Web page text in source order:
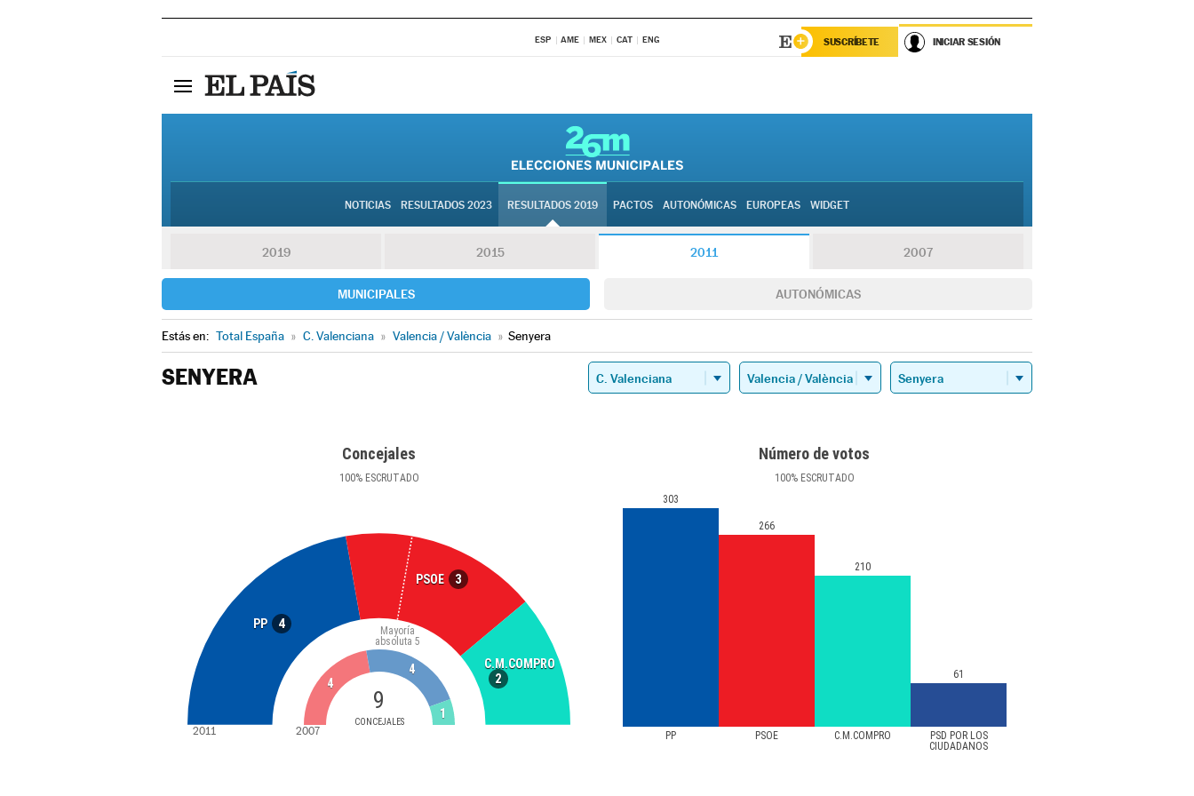
ESP AME MEX CAT ENG SUSCRÍBETE INICIAR SESIÓN
NOTICIAS RESULTADOS 2023 RESULTADOS 2019 PACTOS AUTONÓMICAS EUROPEAS WIDGET
2019 2015 2011 2007
MUNICIPALES AUTONÓMICAS
Estás en: Total España » C. Valenciana » Valencia / València » Senyera
SENYERA
Concejales
100%ESCRUTADO
PP 4
PSOE 3
C.M.COMPRO
2
9
CONCEJALES
Mayoría
absoluta 5
4
4
1
2011 2007
Número de votos
100%ESCRUTADO
PP PSOE C.M.COMPRO
PSD POR LOS
CIUDADANOS
303
266
210
61